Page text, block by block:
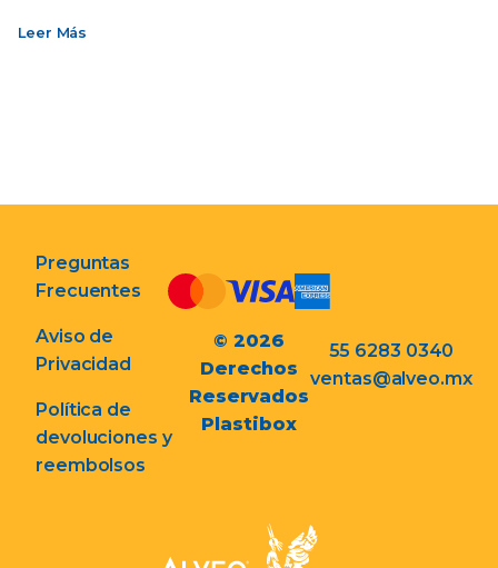
Leer Más
Preguntas
Frecuentes
Aviso de
Privacidad
Política de
devoluciones y
reembolsos
© 2026
Derechos
Reservados
Plastibox
55 6283 0340
ventas@alveo.mx